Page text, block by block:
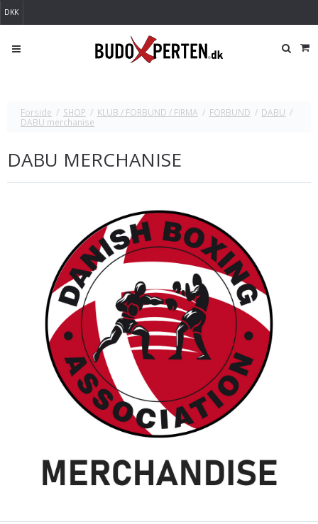
DKK
Forside / SHOP / KLUB / FORBUND / FIRMA / FORBUND / DABU /
DABU merchanise
DABU MERCHANISE